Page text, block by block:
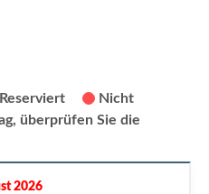
Nicht
überprüfen Sie die
2026